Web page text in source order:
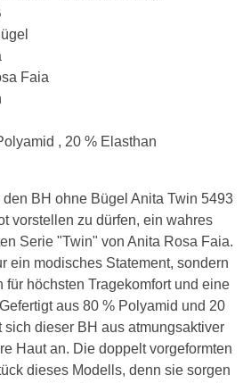
Faia
, 20 % Elasthan
BH ohne Bügel Anita Twin 5493
vorstellen zu dürfen, ein wahres
Serie "Twin" von Anita Rosa Faia.
ein modisches Statement, sondern
für höchsten Tragekomfort und eine
aus 80 % Polyamid und 20
sich dieser BH aus atmungsaktiver
Haut an. Die doppelt vorgeformten
dieses Modells, denn sie sorgen